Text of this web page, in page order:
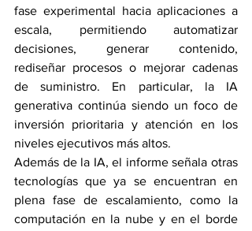
fase experimental hacia aplicaciones a
escala, permitiendo automatizar
decisiones, generar contenido,
rediseñar procesos o mejorar cadenas
de suministro. En particular, la IA
generativa continúa siendo un foco de
inversión prioritaria y atención en los
niveles ejecutivos más altos.
Además de la IA, el informe señala otras
tecnologías que ya se encuentran en
plena fase de escalamiento, como la
computación en la nube y en el borde